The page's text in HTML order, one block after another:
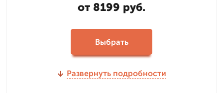
от 8199 руб.
Выбрать
Развернуть подробности